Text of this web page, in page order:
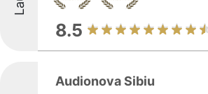
8.5
Audionova Sibiu